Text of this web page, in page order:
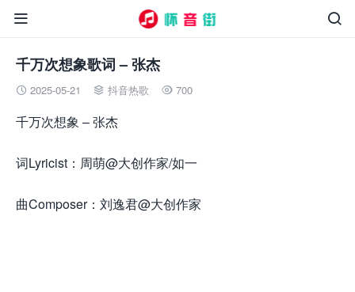


千万次想象歌词 – 张杰
 2025-05-21  抖音热歌  700
千万次想象 – 张杰
词Lyricist：周萌@大创作家/如一
曲Composer：刘逸君@大创作家